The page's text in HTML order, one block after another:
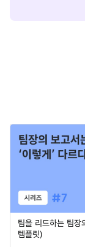
팀을 리드하는 팀
템플릿)